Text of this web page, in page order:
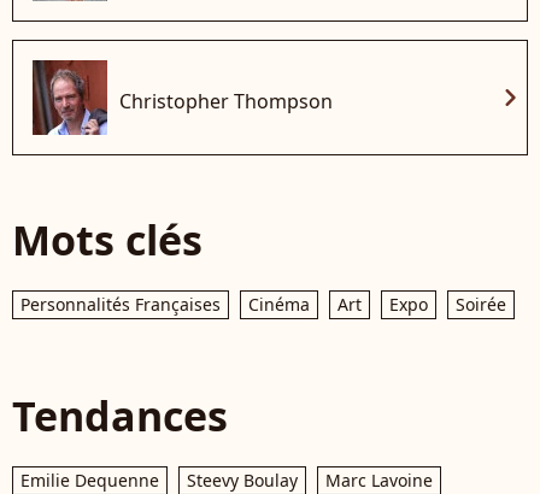
Christopher Thompson chevron_right
Mots clés
Personnalités Françaises Cinéma Art Expo Soirée
Tendances
Emilie Dequenne Steevy Boulay
Marc Lavoine